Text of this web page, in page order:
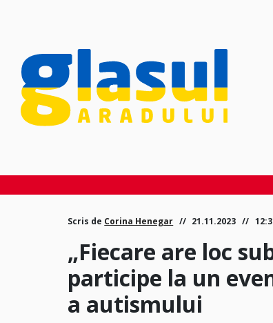
Scris de Corina Henegar 21.11.2023
„Fiecare are loc
participe la un
a autismului